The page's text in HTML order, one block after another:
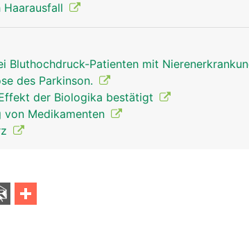
Haarausfall
Bluthochdruck-Patienten mit
des Parkinson.
der Biologika bestätigt
Medikamenten